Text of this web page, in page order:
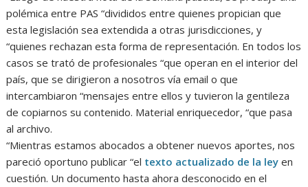
polémica entre PAS “divididos entre quienes propician que
esta legislación sea extendida a otras jurisdicciones, y
“quienes rechazan esta forma de representación. En todos los
casos se trató de profesionales “que operan en el interior del
país, que se dirigieron a nosotros vía email o que
intercambiaron “mensajes entre ellos y tuvieron la gentileza
de copiarnos su contenido. Material enriquecedor, “que pasa
al archivo.
“Mientras estamos abocados a obtener nuevos aportes, nos
pareció oportuno publicar “el texto actualizado de la ley en
cuestión. Un documento hasta ahora desconocido en el